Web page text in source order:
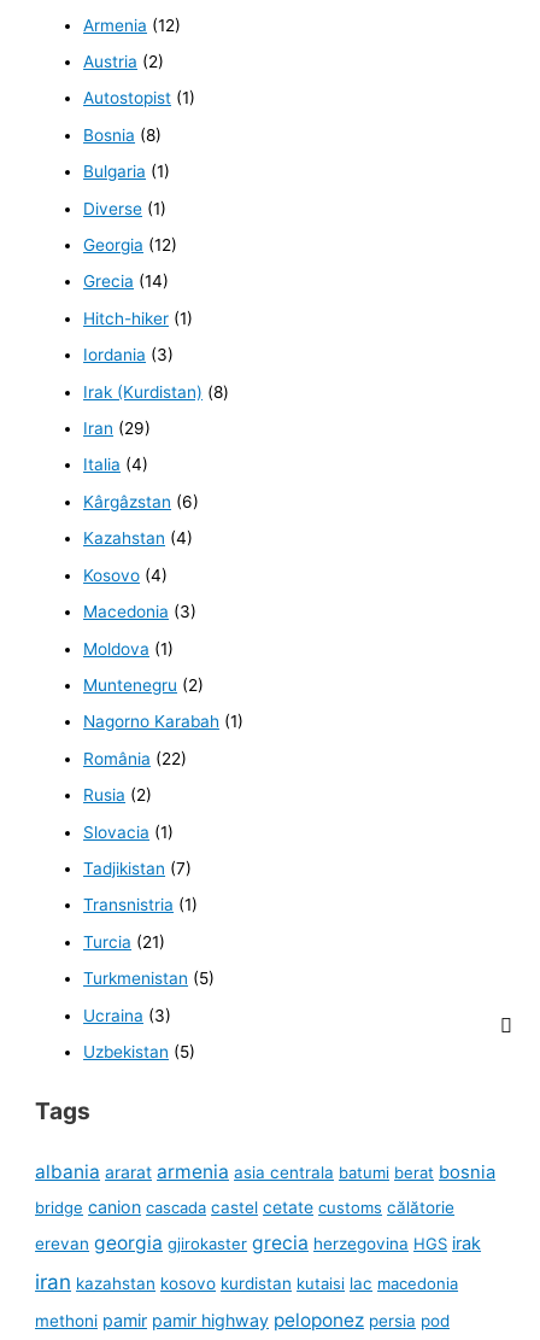
Armenia (12)
Austria (2)
Autostopist (1)
Bosnia (8)
Bulgaria (1)
Diverse (1)
Georgia (12)
Grecia (14)
Hitch-hiker (1)
Iordania (3)
Irak (Kurdistan) (8)
Iran (29)
Italia (4)
Kârgâzstan (6)
Kazahstan (4)
Kosovo (4)
Macedonia (3)
Moldova (1)
Muntenegru (2)
Nagorno Karabah (1)
România (22)
Rusia (2)
Slovacia (1)
Tadjikistan (7)
Transnistria (1)
Turcia (21)
Turkmenistan (5)
Ucraina (3)
Uzbekistan (5)
Tags
albania ararat armenia asia centrala batumi berat bosnia
bridge canion cascada castel cetate customs călătorie
erevan georgia gjirokaster grecia herzegovina HGS irak
iran kazahstan kosovo kurdistan kutaisi lac macedonia
methoni pamir pamir highway peloponez persia pod